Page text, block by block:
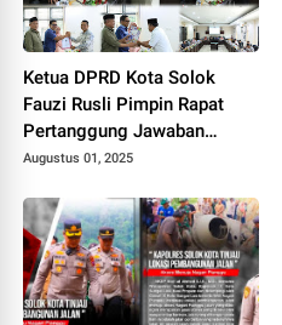
Ketua DPRD Kota Solok
Fauzi Rusli Pimpin Rapat
Pertanggung Jawaban
Pelaksanaan APBD Kota
Augustus 01, 2025